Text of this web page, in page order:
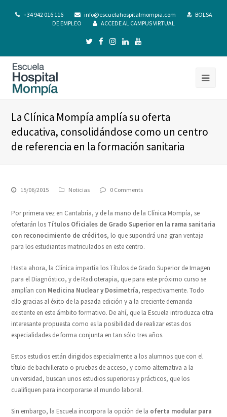
+34 942 016 116 info@escuelahospitalmompia.com
BOLSA
DE EMPLEO
ACCEDE AL CAMPUS VIRTUAL
La Clínica Mompía amplía su oferta
educativa, consolidándose como un centro
de referencia en la formación sanitaria
15/06/2015 Noticias 0 Comments
Por primera vez en Cantabria, y de la mano de la Clínica Mompía, se
ofertarán los Títulos Oficiales de Grado Superior en la rama sanitaria
con reconocimiento de créditos, lo que supondrá una gran ventaja
para los estudiantes matriculados en este centro.
Hasta ahora, la Clínica impartía los Títulos de Grado Superior de Imagen
para el Diagnóstico, y de Radioterapia, que para este próximo curso se
amplían con Medicina Nuclear y Dosimetría, respectivamente. Todo
ello gracias al éxito de la pasada edición y a la creciente demanda
existente en este ámbito formativo. De ahí, que la Escuela introduzca otra
interesante propuesta como es la posibilidad de realizar estas dos
especialidades de forma conjunta en tan sólo tres años.
Estos estudios están dirigidos especialmente a los alumnos que con el
título de bachillerato o pruebas de acceso, y como alternativa a la
universidad, buscan unos estudios superiores y prácticos, que los
cualifiquen para incorporarse al mundo laboral.
Sin embargo, la Escuela incorpora la opción de la oferta modular para